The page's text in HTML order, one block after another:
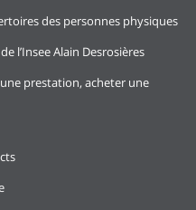
des personnes physiques
l’Insee Alain Desrosières
prestation, acheter une